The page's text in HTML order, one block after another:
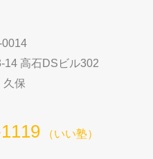
0014
14 高石DSビル302
久保
（いい塾）